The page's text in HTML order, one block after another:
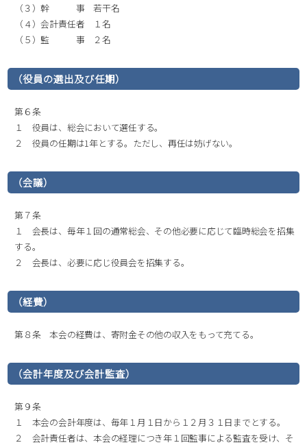
（３）幹 事 若干名
（４）会計責任者 １名
（５）監 事 ２名
（役員の選出及び任期）
第６条
１ 役員は、総会において選任する。
２ 役員の任期は1年とする。ただし、再任は妨げない。
（会議）
第７条
１ 会長は、毎年１回の通常総会、その他必要に応じて臨時総会を招集
する。
２ 会長は、必要に応じ役員会を招集する。
（経費）
第８条 本会の経費は、寄附金その他の収入をもって充てる。
（会計年度及び会計監査）
第９条
１ 本会の会計年度は、毎年１月１日から１２月３１日までとする。
２ 会計責任者は、本会の経理につき年１回監事による監査を受け、そ